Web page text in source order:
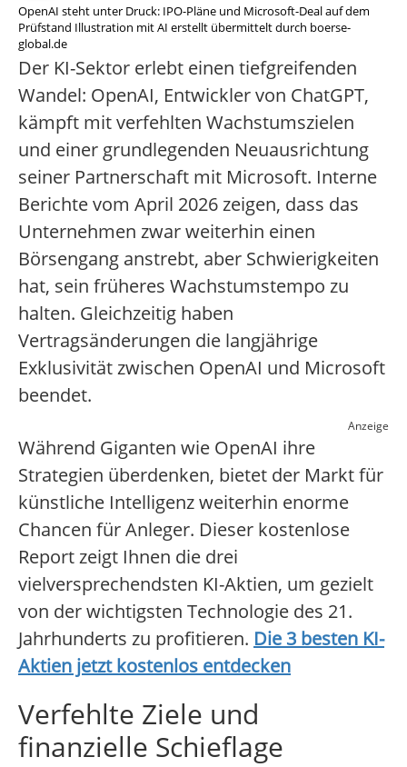
OpenAI steht unter Druck: IPO-Pläne und Microsoft-Deal auf dem
Prüfstand Illustration mit AI erstellt übermittelt durch boerse-
global.de
Der KI-Sektor erlebt einen tiefgreifenden
Wandel: OpenAI, Entwickler von ChatGPT,
kämpft mit verfehlten Wachstumszielen
und einer grundlegenden Neuausrichtung
seiner Partnerschaft mit Microsoft. Interne
Berichte vom April 2026 zeigen, dass das
Unternehmen zwar weiterhin einen
Börsengang anstrebt, aber Schwierigkeiten
hat, sein früheres Wachstumstempo zu
halten. Gleichzeitig haben
Vertragsänderungen die langjährige
Exklusivität zwischen OpenAI und Microsoft
beendet.
Anzeige
Während Giganten wie OpenAI ihre
Strategien überdenken, bietet der Markt für
künstliche Intelligenz weiterhin enorme
Chancen für Anleger. Dieser kostenlose
Report zeigt Ihnen die drei
vielversprechendsten KI-Aktien, um gezielt
von der wichtigsten Technologie des 21.
Jahrhunderts zu profitieren. Die 3 besten KI-
Aktien jetzt kostenlos entdecken
Verfehlte Ziele und
finanzielle Schieflage